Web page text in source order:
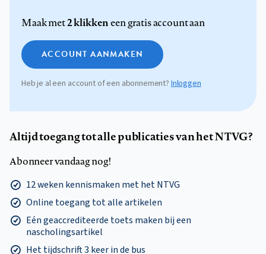
Maak met2 klikkeneen gratis account aan
ACCOUNT AANMAKEN
Heb je al een account of een abonnement? Inloggen
Altijd toegang tot alle publicaties van het NTVG?
Abonneer vandaag nog!
12 weken kennismaken met het NTVG
Online toegang tot alle artikelen
Eén geaccrediteerde toets maken bij een
nascholingsartikel
Het tijdschrift 3 keer in de bus